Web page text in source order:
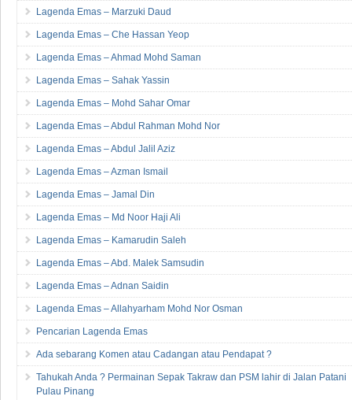
Lagenda Emas – Marzuki Daud
Lagenda Emas – Che Hassan Yeop
Lagenda Emas – Ahmad Mohd Saman
Lagenda Emas – Sahak Yassin
Lagenda Emas – Mohd Sahar Omar
Lagenda Emas – Abdul Rahman Mohd Nor
Lagenda Emas – Abdul Jalil Aziz
Lagenda Emas – Azman Ismail
Lagenda Emas – Jamal Din
Lagenda Emas – Md Noor Haji Ali
Lagenda Emas – Kamarudin Saleh
Lagenda Emas – Abd. Malek Samsudin
Lagenda Emas – Adnan Saidin
Lagenda Emas – Allahyarham Mohd Nor Osman
Pencarian Lagenda Emas
Ada sebarang Komen atau Cadangan atau Pendapat ?
Tahukah Anda ? Permainan Sepak Takraw dan PSM lahir di Jalan Patani
Pulau Pinang